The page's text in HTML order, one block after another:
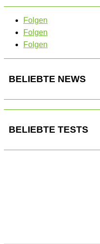
Folgen
Folgen
Folgen
BELIEBTE NEWS
BELIEBTE TESTS